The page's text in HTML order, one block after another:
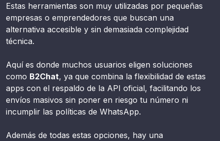
Estas herramientas son muy utilizadas por pequeñas
empresas o emprendedores que buscan una
alternativa accesible y sin demasiada complejidad
técnica.
Aquí es donde muchos usuarios eligen soluciones
como B2Chat, ya que combina la flexibilidad de estas
apps con el respaldo de la API oficial, facilitando los
envíos masivos sin poner en riesgo tu número ni
incumplir las políticas de WhatsApp.
Además de todas estas opciones, hay una